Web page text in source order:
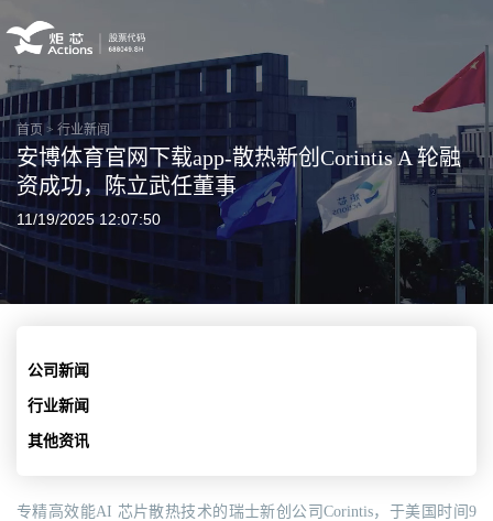
首页 > 行业新闻
安博体育官网下载app-散热新创Corintis A 轮融
资成功，陈立武任董事
11/19/2025 12:07:50
公司新闻
行业新闻
其他资讯
专精高效能AI 芯片散热技术的瑞士新创公司Corintis，于美国时间9